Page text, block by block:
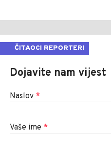
ČITAOCI REPORTERI
Dojavite nam vijest
Naslov *
Vaše ime *